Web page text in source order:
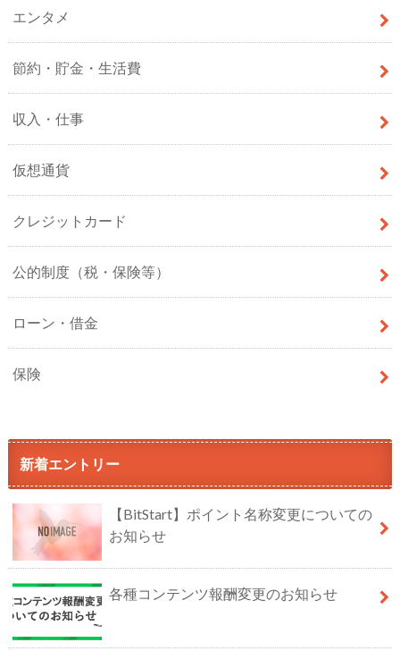
エンタメ
節約・貯金・生活費
収入・仕事
仮想通貨
クレジットカード
公的制度（税・保険等）
ローン・借金
保険
新着エントリー
【BitStart】ポイント名称変更についての
お知らせ
各種コンテンツ報酬変更のお知らせ